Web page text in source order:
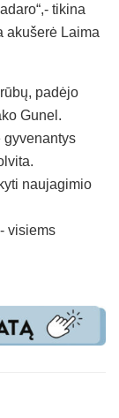
tikina
akušerė Laima
padėjo
Gunel.
gyvenantys
naujagimio
visiems